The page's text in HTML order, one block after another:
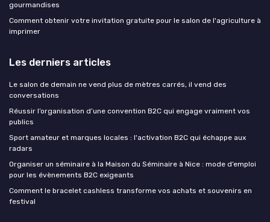
gourmandises
Comment obtenir votre invitation gratuite pour le salon de l'agriculture à
imprimer
Les derniers articles
Le salon de demain ne vend plus de mètres carrés, il vend des
conversations
Réussir l’organisation d’une convention B2C qui engage vraiment vos
publics
Sport amateur et marques locales : l'activation B2C qui échappe aux
radars
Organiser un séminaire à la Maison du Séminaire à Nice : mode d’emploi
pour les évènements B2C exigeants
Comment le bracelet cashless transforme vos achats et souvenirs en
festival